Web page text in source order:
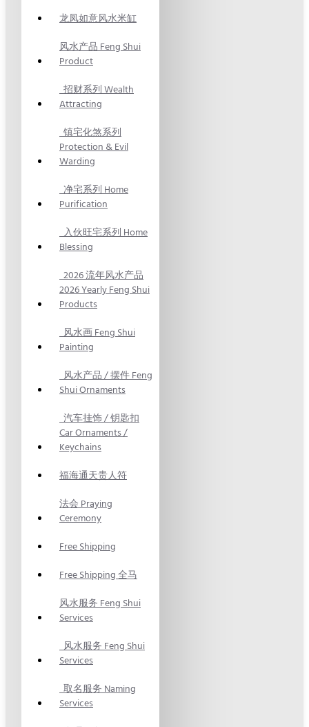
龙凤如意风水米缸
风水产品 Feng Shui
Product
招财系列 Wealth
Attracting
镇宅化煞系列
Protection & Evil
Warding
净宅系列 Home
Purification
入伙旺宅系列 Home
Blessing
2026 流年风水产品
2026 Yearly Feng Shui
Products
风水画 Feng Shui
Painting
风水产品 / 摆件 Feng
Shui Ornaments
汽车挂饰 / 钥匙扣
Car Ornaments /
Keychains
福海通天贵人符
法会 Praying
Ceremony
Free Shipping
Free Shipping 全马
风水服务 Feng Shui
Services
风水服务 Feng Shui
Services
取名服务 Naming
Services